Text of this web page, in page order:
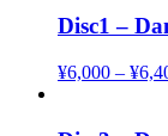
Disc1 –
¥6,000 – ¥